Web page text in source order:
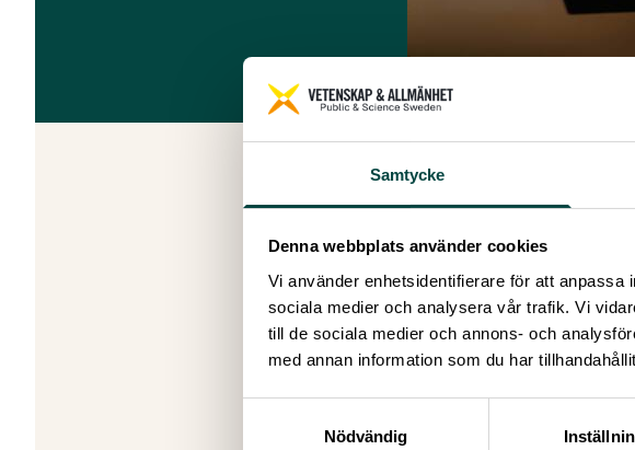
Samtycke
Denna webbplats använder cookies
Vi använder enhetsidentifierare för att anpassa
sociala medier och analysera vår trafik. Vi
till de sociala medier och annons- och
med annan information som du har
Nödvändig